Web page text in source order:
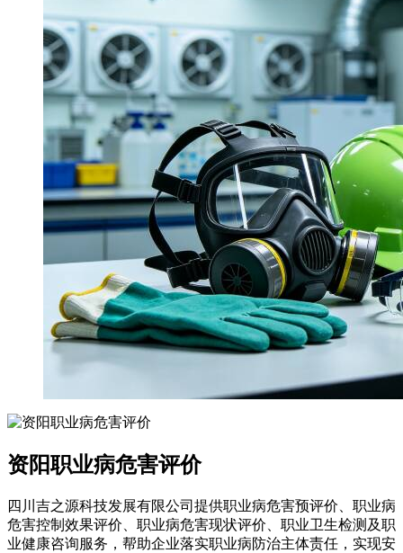
资阳职业病危害评价
四川吉之源科技发展有限公司提供职业病危害预评价、职业病
危害控制效果评价、职业病危害现状评价、职业卫生检测及职
业健康咨询服务，帮助企业落实职业病防治主体责任，实现安